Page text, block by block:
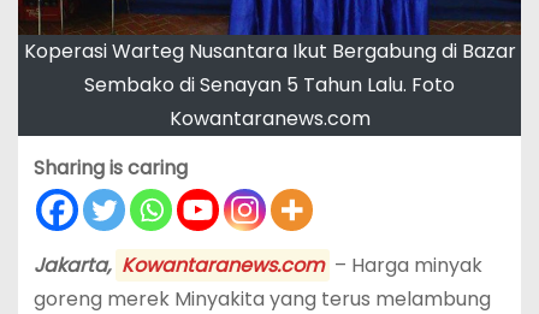
Koperasi Warteg Nusantara Ikut Bergabung di Bazar
Sembako di Senayan 5 Tahun Lalu. Foto
Kowantaranews.com
Sharing is caring
Jakarta, Kowantaranews.com – Harga minyak
goreng merek Minyakita yang terus melambung